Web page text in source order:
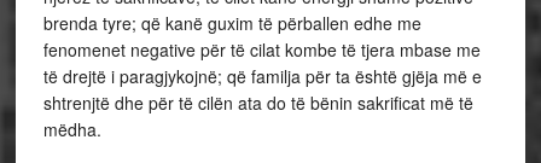
brenda tyre; që kanë guxim të përballen edhe me
fenomenet negative për të cilat kombe të tjera mbase me
të drejtë i paragjykojnë; që familja për ta është gjëja më e
shtrenjtë dhe për të cilën ata do të bënin sakrificat më të
mëdha.